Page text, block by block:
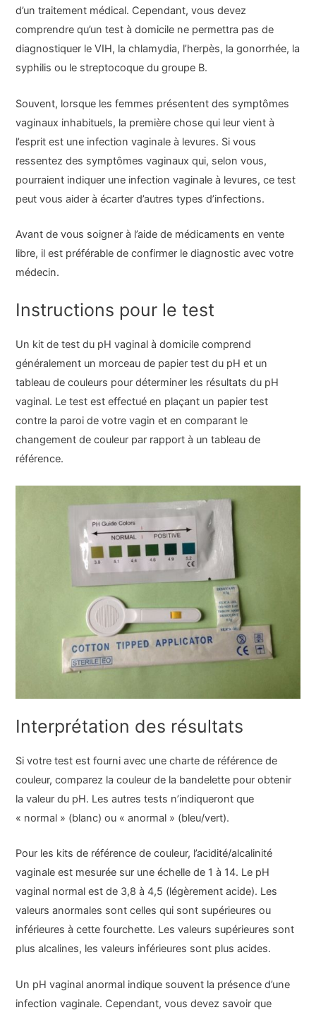
d’un traitement médical. Cependant, vous devez
comprendre qu’un test à domicile ne permettra pas de
diagnostiquer le VIH, la chlamydia, l’herpès, la gonorrhée, la
syphilis ou le streptocoque du groupe B.
Souvent, lorsque les femmes présentent des symptômes
vaginaux inhabituels, la première chose qui leur vient à
l’esprit est une infection vaginale à levures. Si vous
ressentez des symptômes vaginaux qui, selon vous,
pourraient indiquer une infection vaginale à levures, ce test
peut vous aider à écarter d’autres types d’infections.
Avant de vous soigner à l’aide de médicaments en vente
libre, il est préférable de confirmer le diagnostic avec votre
médecin.
Instructions pour le test
Un kit de test du pH vaginal à domicile comprend
généralement un morceau de papier test du pH et un
tableau de couleurs pour déterminer les résultats du pH
vaginal. Le test est effectué en plaçant un papier test
contre la paroi de votre vagin et en comparant le
changement de couleur par rapport à un tableau de
référence.
Interprétation des résultats
Si votre test est fourni avec une charte de référence de
couleur, comparez la couleur de la bandelette pour obtenir
la valeur du pH. Les autres tests n’indiqueront que
« normal » (blanc) ou « anormal » (bleu/vert).
Pour les kits de référence de couleur, l’acidité/alcalinité
vaginale est mesurée sur une échelle de 1 à 14. Le pH
vaginal normal est de 3,8 à 4,5 (légèrement acide). Les
valeurs anormales sont celles qui sont supérieures ou
inférieures à cette fourchette. Les valeurs supérieures sont
plus alcalines, les valeurs inférieures sont plus acides.
Un pH vaginal anormal indique souvent la présence d’une
infection vaginale. Cependant, vous devez savoir que